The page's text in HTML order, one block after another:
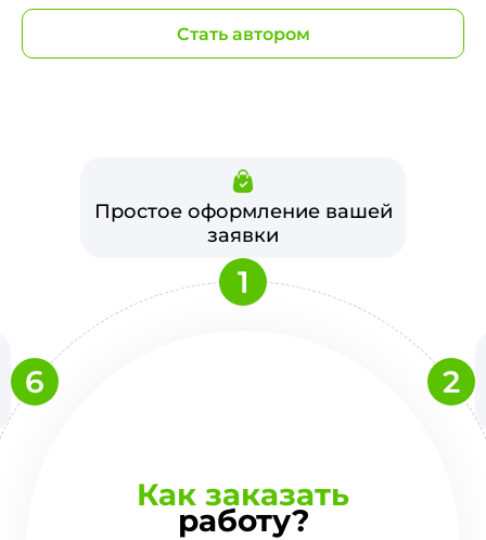
Стать автором
Как заказать
работу?
Простое оформление вашей
заявки
1
2
6